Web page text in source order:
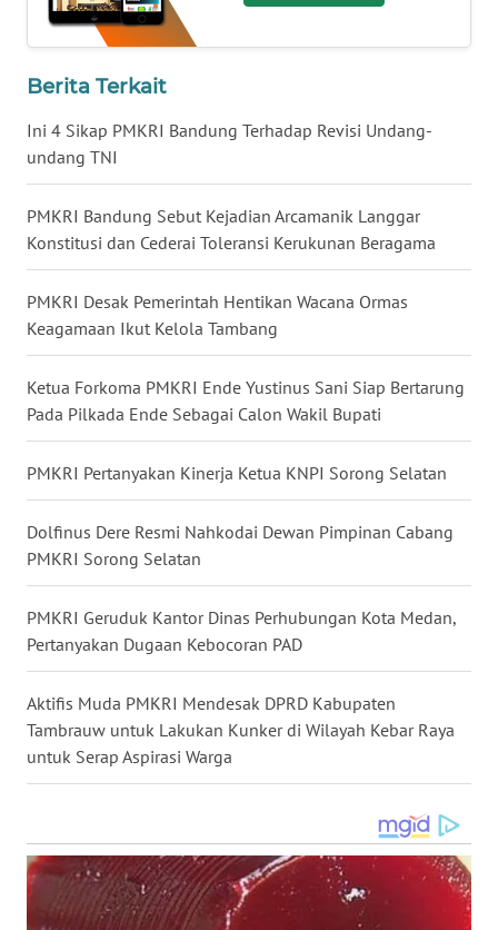
Berita Terkait
Ini 4 Sikap PMKRI Bandung Terhadap Revisi Undang-
undang TNI
PMKRI Bandung Sebut Kejadian Arcamanik Langgar
Konstitusi dan Cederai Toleransi Kerukunan Beragama
PMKRI Desak Pemerintah Hentikan Wacana Ormas
Keagamaan Ikut Kelola Tambang
Ketua Forkoma PMKRI Ende Yustinus Sani Siap Bertarung
Pada Pilkada Ende Sebagai Calon Wakil Bupati
PMKRI Pertanyakan Kinerja Ketua KNPI Sorong Selatan
Dolfinus Dere Resmi Nahkodai Dewan Pimpinan Cabang
PMKRI Sorong Selatan
PMKRI Geruduk Kantor Dinas Perhubungan Kota Medan,
Pertanyakan Dugaan Kebocoran PAD
Aktifis Muda PMKRI Mendesak DPRD Kabupaten
Tambrauw untuk Lakukan Kunker di Wilayah Kebar Raya
untuk Serap Aspirasi Warga
BALI
WN
KALBAR
WN
WN
KALSEL
KALTIM
WN
SULSEL
WN
GORONTALO
WN
SULUT
WN
MALUKU
DAIRI